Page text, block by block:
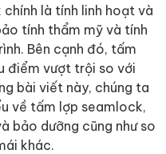
là tính linh hoạt và
tính thẩm mỹ và tính
Bên cạnh đó, tấm
điểm vượt trội so với
bài viết này, chúng ta
về tấm lợp seamlock,
bảo dưỡng cũng như so
khác.